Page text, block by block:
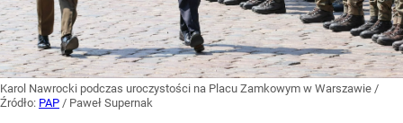
Karol Nawrocki podczas uroczystości na Placu Zamkowym w Warszawie /
Źródło: PAP / Paweł Supernak